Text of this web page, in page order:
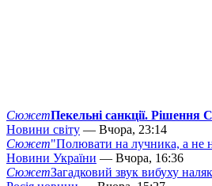
СюжетПекельні санкції.
Новини світу — Вчора, 23:14
Сюжет"Полювати на лучника, а не
Новини України — Вчора, 16:36
СюжетЗагадковий звук вибуху